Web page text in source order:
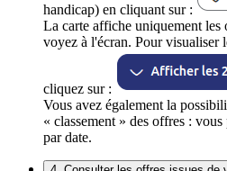
handicap) en cliquant sur :
La carte affiche uniquement
voyez à l'écran. Pour visualiser
cliquez sur :
Vous avez également la
« classement » des offres :
par date.